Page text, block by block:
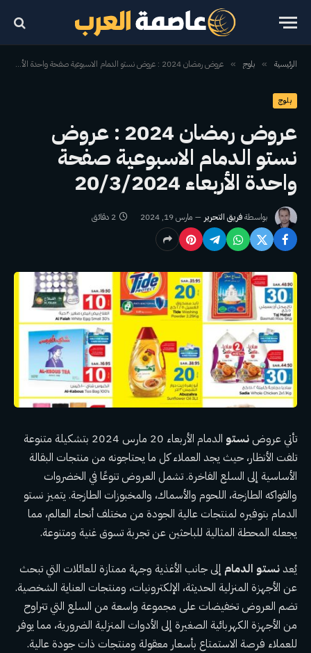
الرئيسية » بلوج » عروض رمضان 2024 : عروض نستو الدمام الاسبوعية صفحة واحدة الأربعاء 20/3/2024
بلوج
عروض رمضان 2024 : عروض
نستو الدمام الاسبوعية صفحة
واحدة الأربعاء 20/3/2024
بواسطةفريق التحرير مارس 19, 2024 2 دقائق
تأتي عروض نستو
الدمام الأربعاء 20 مارس 2024 بتشكيلة متنوعة
تلفت الأنظار، حيث يجد العملاء كل ما يحتاجونه من منتجات البقالة
الأساسية إلى السلع الفاخرة. تشمل العروض تنوعًا في الخضروات
والفواكه الطازجة، اللحوم والأسماك، والمخبوزات الطازجة. يتميز نستو
الدمام بتوفيره لمنتجات عالية الجودة من مختلف أنحاء العالم، مما
يجعله المحطة المثالية للباحثين عن تجربة تسوق غنية ومتنوعة.
يُعدنستو الدمام إلى جانب الأغذية وجهة ممتازة للعائلات التي تبحث
عن الأجهزة المنزلية الحديثة، الإلكترونيات، ومنتجات العناية الشخصية.
تضم العروض تخفيضات على مجموعة واسعة من السلع التي تتراوح
من الأجهزة الكهربائية الصغيرة إلى الأدوات المنزلية الضرورية، مما يوفر
للعملاء فرصة الاستمتاع بأسعار معقولة ومنتجات ذات جودة عالية.